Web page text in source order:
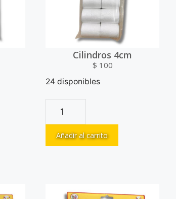
Cilindros 4cm
$ 100
24 disponibles
Añadir al carrito